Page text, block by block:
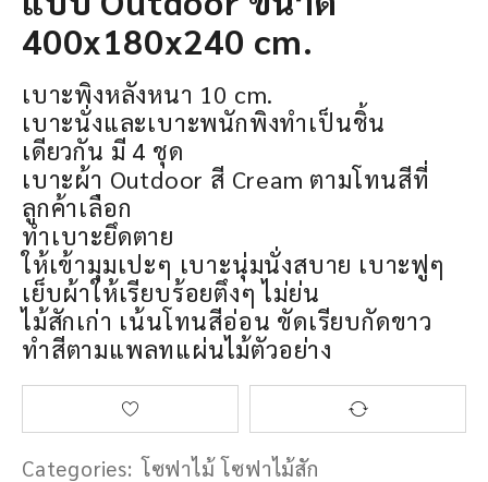
400x180x240 cm.
เบาะพิงหลังหนา 10 cm.
เบาะนั่งและเบาะพนักพิงทำเป็นชิ้น
เดียวกัน มี 4 ชุด
เบาะผ้า Outdoor สี Cream ตามโทนสีที่
ลูกค้าเลือก
ทำเบาะยึดตาย
ให้เข้ามุมเปะๆ เบาะนุ่มนั่งสบาย เบาะฟูๆ
เย็บผ้าให้เรียบร้อยตึงๆ ไม่ย่น
ไม้สักเก่า เน้นโทนสีอ่อน ขัดเรียบกัดขาว
ทำสีตามแพลทแผ่นไม้ตัวอย่าง
Categories: โซฟาไม้ โซฟาไม้สัก